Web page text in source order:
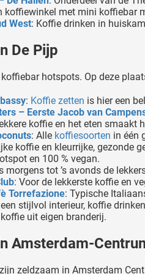
koffiewinkel met mini koffiebar
West: Koffie drinken in
De Pijp
hotspots. Op deze
: Koffie zetten is hier een
– Eerste Jacob van
koffie en het eten smaakt
: Alle koffiesoorten in één
koffie en kleurrijke, gezonde
en 100 % vegan.
morgens tot ’s avonds de
: Voor de lekkerste koffie en
Torrefazione: Typische
stijlvol interieur, koffie
uit eigen branderij.
Amsterdam-
zeldzaam in Amsterdam